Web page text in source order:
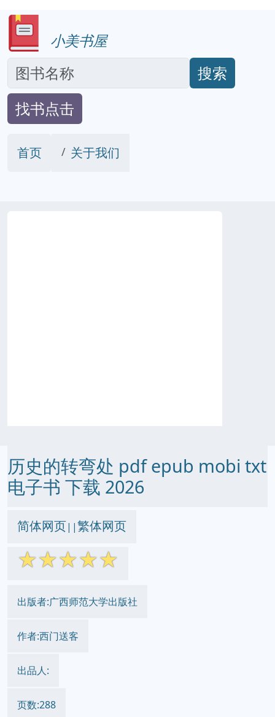
小美书屋
搜索
找书点击
首页 关于我们
历史的转弯处 pdf epub mobi txt
电子书 下载 2026
简体网页||繁体网页
☆☆☆☆☆
出版者:广西师范大学出版社
作者:西门送客
出品人:
页数:288